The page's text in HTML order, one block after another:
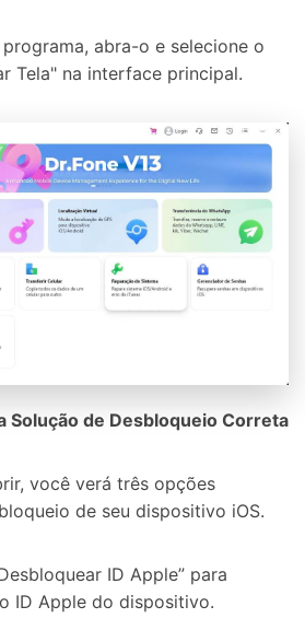
abra-o e selecione o
Tela" na interface principal.
Solução de Desbloqueio Correta
você verá três opções
de seu dispositivo iOS.
ID Apple” para
ID Apple do dispositivo.